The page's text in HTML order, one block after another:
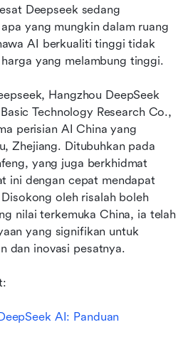
Deepseek sedang
yang mungkin dalam ruang
AI berkualiti tinggi tidak
yang melambung tinggi.
Hangzhou DeepSeek
Technology Research Co.,
perisian AI China yang
Zhejiang. Ditubuhkan pada
yang juga berkhidmat
ini dengan cepat mendapat
oleh risalah boleh
nilai terkemuka China, ia telah
yang signifikan untuk
dan inovasi pesatnya.
AI: Panduan